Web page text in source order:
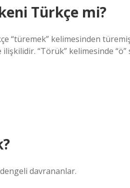
Türkçe mi?
“türemek” kelimesinden
“Törük” kelimesinde
davrananlar.